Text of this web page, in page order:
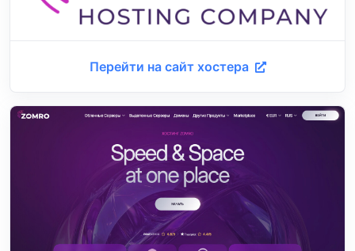
Перейти на сайт хостера